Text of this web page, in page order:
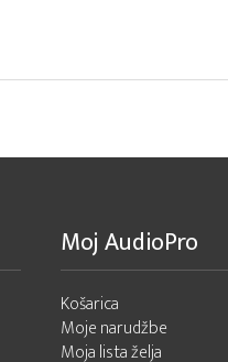
Moj AudioPro
Košarica
Moje narudžbe
Moja lista želja